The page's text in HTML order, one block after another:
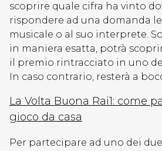
scoprire quale cifra ha vinto
rispondere ad una domanda
musicale o al suo interprete.
in maniera esatta, potrà
il premio rintracciato in uno
In caso contrario, resterà a
La Volta Buona Rai1: come
gioco da casa
Per partecipare ad uno dei